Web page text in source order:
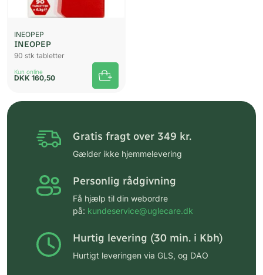
INEOPEP
INEOPEP
90 stk tabletter
Kun online
DKK 160,50
Gratis fragt over 349 kr.
Gælder ikke hjemmelevering
Personlig rådgivning
Få hjælp til din webordre
på: kundeservice@uglecare.dk
Hurtig levering (30 min. i Kbh)
Hurtigt leveringen via GLS, og DAO